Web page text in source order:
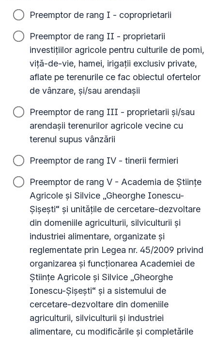
Preemptor de rang I - coproprietarii
Preemptor de rang II - proprietarii
investiţiilor agricole pentru culturile de pomi,
viţă-de-vie, hamei, irigaţii exclusiv private,
aflate pe terenurile ce fac obiectul ofertelor
de vânzare, şi/sau arendaşii
Preemptor de rang III - proprietarii şi/sau
arendaşii terenurilor agricole vecine cu
terenul supus vânzării
Preemptor de rang IV - tinerii fermieri
Preemptor de rang V - Academia de Ştiinţe
Agricole şi Silvice „Gheorghe Ionescu-
Şişeşti“ şi unităţile de cercetare-dezvoltare
din domeniile agriculturii, silviculturii şi
industriei alimentare, organizate şi
reglementate prin Legea nr. 45/2009 privind
organizarea şi funcţionarea Academiei de
Ştiinţe Agricole şi Silvice „Gheorghe
Ionescu-Şişeşti“ şi a sistemului de
cercetare-dezvoltare din domeniile
agriculturii, silviculturii şi industriei
alimentare, cu modificările şi completările